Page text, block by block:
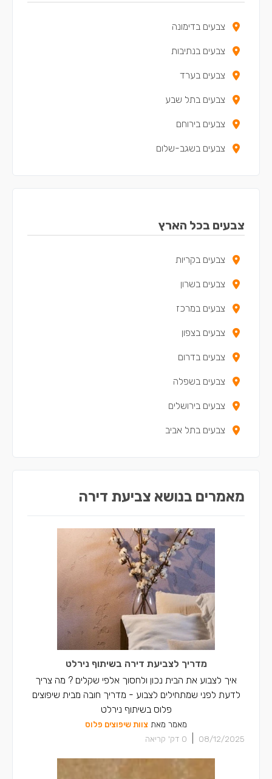
צבעים בדימונה
צבעים בנתיבות
צבעים בערד
צבעים בתל שבע
צבעים בירוחם
צבעים בשגב-שלום
צבעים בכל הארץ
צבעים בקריות
צבעים בשרון
צבעים במרכז
צבעים בצפון
צבעים בדרום
צבעים בשפלה
צבעים בירושלים
צבעים בתל אביב
מאמרים בנושא צביעת דירה
מדריך לצביעת דירה בשיתוף נירלט
איך לצבוע את הבית נכון ולחסוך אלפי שקלים ? מה צריך
לדעת לפני שמתחילים לצבוע - מדריך חובה מבית שיפוצים
פלוס בשיתוף נירלט
מאמר מאת צוות שיפוצים פלוס
08/12/2025
0 דק' קריאה